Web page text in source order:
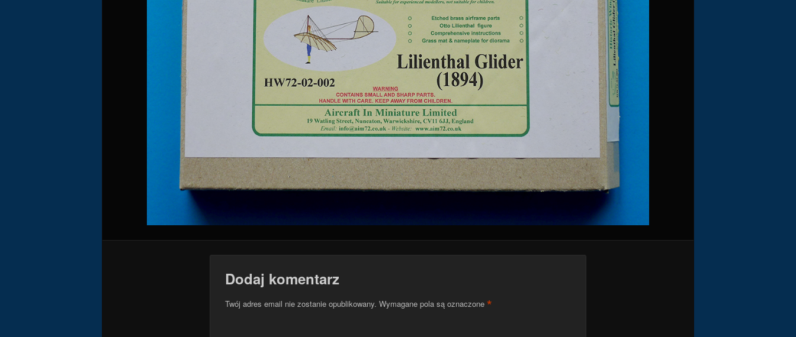
Dodaj komentarz
Twój adres email nie zostanie opublikowany. Wymagane pola są oznaczone *